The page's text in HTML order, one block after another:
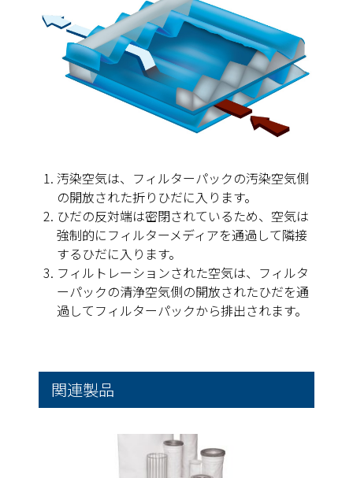
汚染空気は、フィルターパックの汚染空気側
の開放された折りひだに入ります。
ひだの反対端は密閉されているため、空気は
強制的にフィルターメディアを通過して隣接
するひだに入ります。
フィルトレーションされた空気は、フィルタ
ーパックの清浄空気側の開放されたひだを通
過してフィルターパックから排出されます。
関連製品